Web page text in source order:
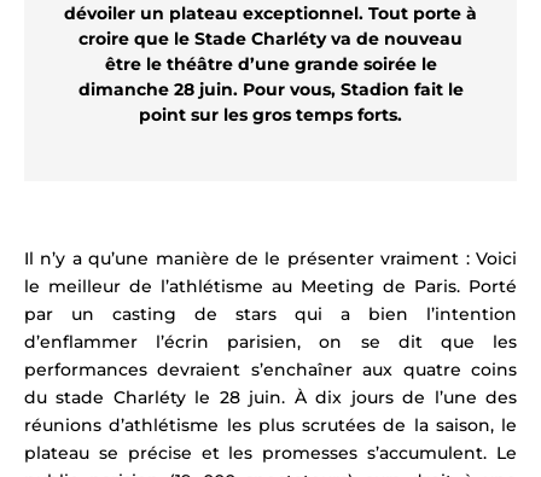
dévoiler un plateau exceptionnel. Tout porte à
croire que le Stade Charléty va de nouveau
être le théâtre d’une grande soirée le
dimanche 28 juin. Pour vous, Stadion fait le
point sur les gros temps forts.
Il n’y a qu’une manière de le présenter vraiment : Voici
le meilleur de l’athlétisme au Meeting de Paris. Porté
par un casting de stars qui a bien l’intention
d’enflammer l’écrin parisien, on se dit que les
performances devraient s’enchaîner aux quatre coins
du stade Charléty le 28 juin. À dix jours de l’une des
réunions d’athlétisme les plus scrutées de la saison, le
plateau se précise et les promesses s’accumulent. Le